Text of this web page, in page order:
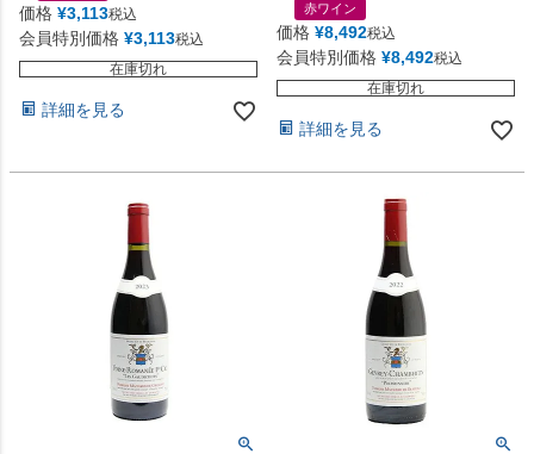
価格 ¥3,113税込
会員特別価格 ¥3,113税込
在庫切れ
詳細を見る
赤ワイン
価格 ¥8,492税込
会員特別価格 ¥8,492税込
在庫切れ
詳細を見る